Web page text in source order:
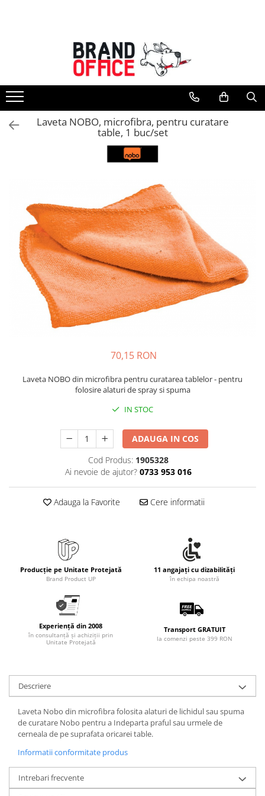
Unitate Protejata - PRODUCTIE
Hartie copiator si produse
tipografice
Produse consumabile din hartie
Detergenti si dezinfectanti
Saci menajeri (Unitate Protejata)
Organizatoare business
Birotica si papetarie
Hartie si articole din hartie
Bibliorafturi, caiete mecanice,
separatoare
Capsatoare, capse si perforatoare
Caiete si blocnotesuri
Accesorii diverse pentru birou
Arhivare si depozitare
Pixuri de plastic
Pixuri metalice
Seturi de scris Premium
Instrumente de scris eco
Textmarkere
Markere diverse
Carioci si creioane colorate
Rezerve instrumente scris
Tavite documente si suporturi
Ascutitori, radiere, agrafe
Curatenie si igiena
Produse Antibacteriene
Articole pentru baie
Articole pentru bucatarie
Maturi, mopuri si galeti
Hartie igienica, prosoape hartie si
dispensere
Laveta NOBO, microfibra, pentru curatare
table, 1 buc/set
70,15 RON
Laveta NOBO din microfibra pentru curatarea tablelor - pentru
folosire alaturi de spray si spuma
IN STOC
ADAUGA IN COS
Cod Produs: 1905328
Ai nevoie de ajutor? 0733 953 016
Adauga la Favorite Cere informatii
Producție pe Unitate Protejată
Brand Product UP
11 angajați cu dizabilități
în echipa noastră
Experiență din 2008
în consultanță și achiziții prin
Unitate Protejată
Transport GRATUIT
la comenzi peste 399 RON
Descriere
Laveta Nobo din microfibra folosita alaturi de lichidul sau spuma
de curatare Nobo pentru a Indeparta praful sau urmele de
cerneala de pe suprafata oricarei table.
Informatii conformitate produs
Intrebari frecvente